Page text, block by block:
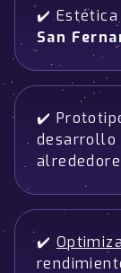
✔️ Estética
San
✔️
desarrollo
✔️